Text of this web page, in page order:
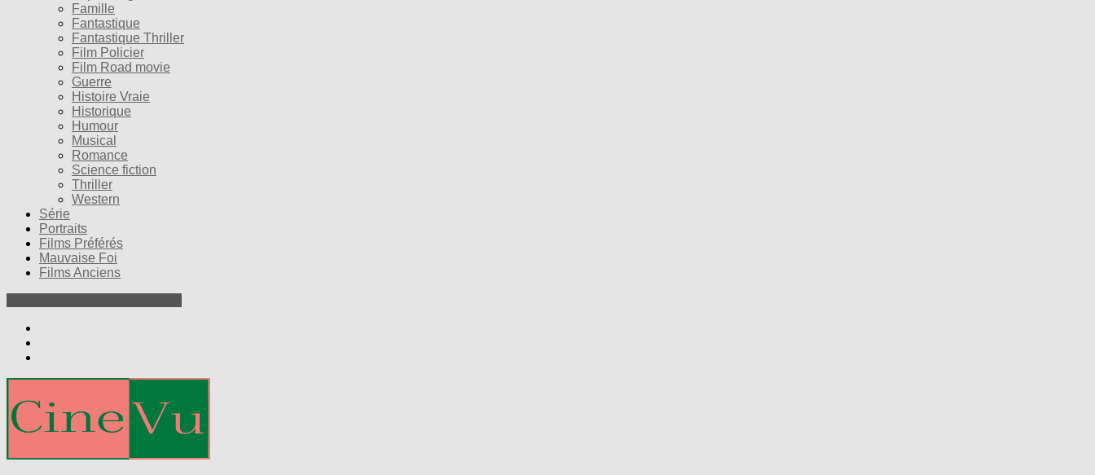
Famille
Fantastique
Fantastique Thriller
Film Policier
Film Road movie
Guerre
Histoire Vraie
Historique
Humour
Musical
Romance
Science fiction
Thriller
Western
Série
Portraits
Films Préférés
Mauvaise Foi
Films Anciens